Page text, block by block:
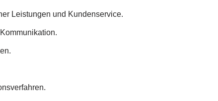
Leistungen und Kundenservice.